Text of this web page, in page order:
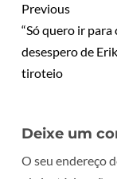
Previous
“Só quero ir para
desespero de
tiroteio
Deixe um
O seu endereço